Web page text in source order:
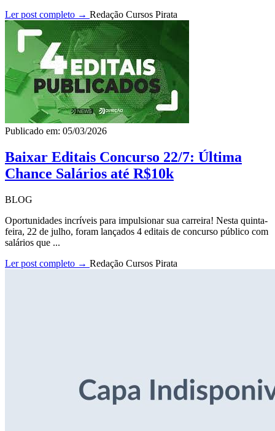
Ler post completo → Redação Cursos Pirata
Publicado em: 05/03/2026
Baixar Editais Concurso 22/7: Última
Chance Salários até R$10k
BLOG
Oportunidades incríveis para impulsionar sua carreira! Nesta quinta-
feira, 22 de julho, foram lançados 4 editais de concurso público com
salários que ...
Ler post completo → Redação Cursos Pirata